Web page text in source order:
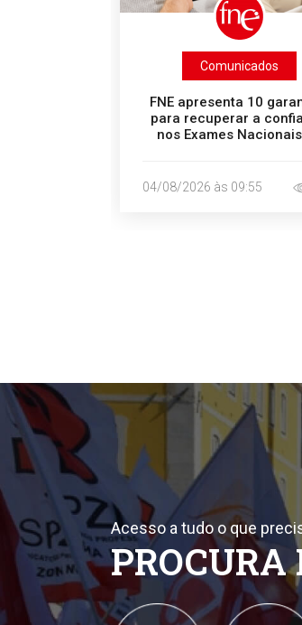
Comunicados
FNE apresenta 10
para recuperar a
nos Exames
04/08/2026 às 09:55
Acesso a tudo o que
PROCURA